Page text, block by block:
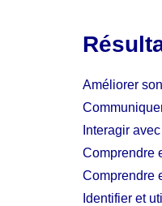
Améliorer
Interagir
Comprendre
Comprendre
Identifier et